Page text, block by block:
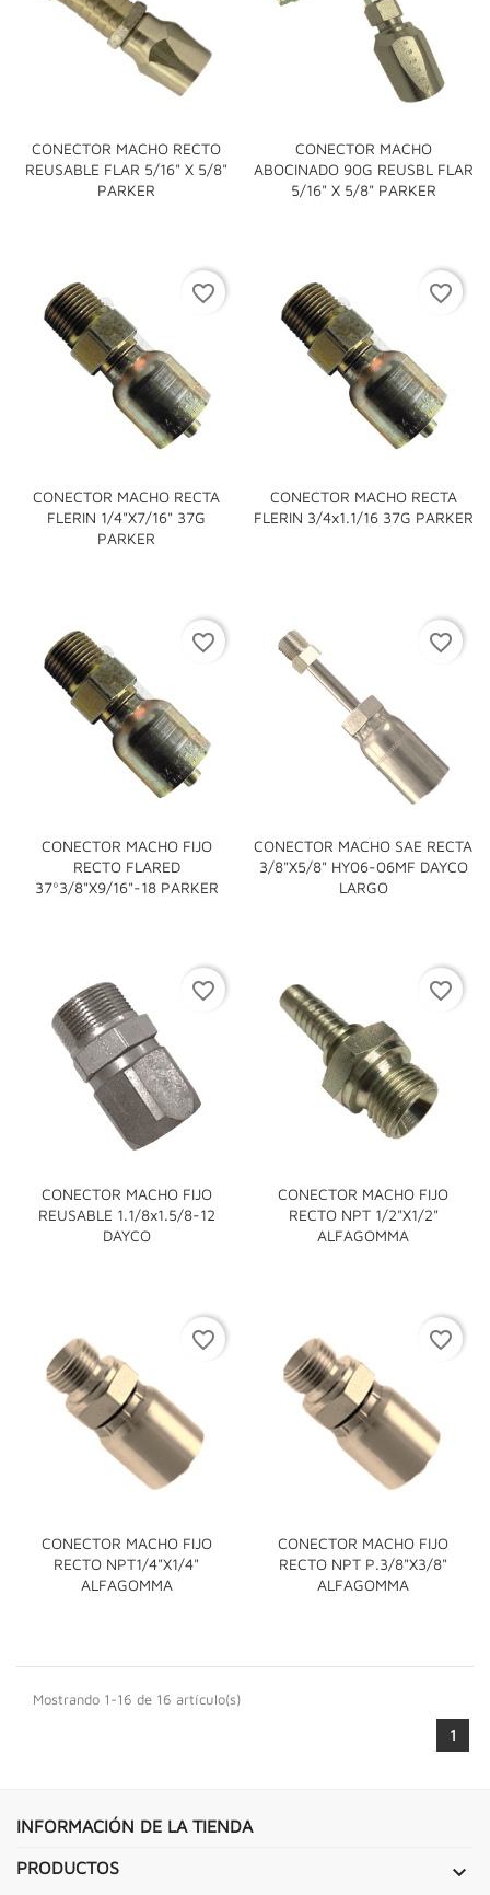
CONECTOR MACHO RECTO
REUSABLE FLAR 5/16" X 5/8"
PARKER
CONECTOR MACHO
ABOCINADO 90G REUSBL FLAR
5/16" X 5/8" PARKER
CONECTOR MACHO RECTA
FLERIN 1/4"x7/16" 37G
PARKER
favorite_border
CONECTOR MACHO RECTA
FLERIN 3/4x1.1/16 37G PARKER
favorite_border
CONECTOR MACHO FIJO
RECTO FLARED
37º3/8"x9/16"-18 PARKER
favorite_border
CONECTOR MACHO SAE RECTA
3/8"x5/8" HY06-06MF DAYCO
LARGO
favorite_border
CONECTOR MACHO FIJO
REUSABLE 1.1/8x1.5/8-12
DAYCO
favorite_border
CONECTOR MACHO FIJO
RECTO NPT 1/2"x1/2"
ALFAGOMMA
favorite_border
CONECTOR MACHO FIJO
RECTO NPT1/4"x1/4"
ALFAGOMMA
favorite_border
CONECTOR MACHO FIJO
RECTO NPT P.3/8"x3/8"
ALFAGOMMA
favorite_border
Mostrando 1-16 de 16 artículo(s)
1
INFORMACIÓN DE LA TIENDA
PRODUCTOS 